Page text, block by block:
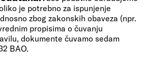
je potrebno za ispunjenje
zbog zakonskih obaveza (npr.
propisima o čuvanju
dokumente čuvamo sedam
BAO.